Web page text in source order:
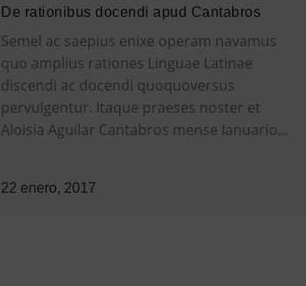
De rationibus docendi apud Cantabros
Semel ac saepius enixe operam navamus
quo amplius rationes Linguae Latinae
discendi ac docendi quoquoversus
pervulgentur. Itaque praeses noster et
Aloisia Aguilar Cantabros mense Ianuario...
22 enero, 2017